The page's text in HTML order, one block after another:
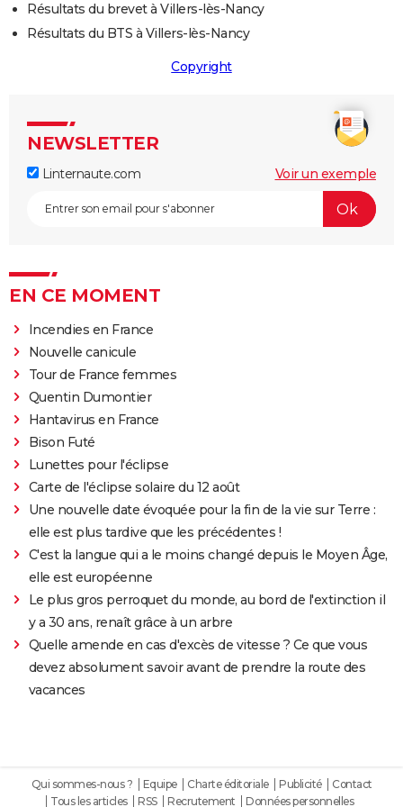
Résultats du brevet à Villers-lès-Nancy
Résultats du BTS à Villers-lès-Nancy
Copyright
NEWSLETTER
Linternaute.com Voir un exemple
EN CE MOMENT
Incendies en France
Nouvelle canicule
Tour de France femmes
Quentin Dumontier
Hantavirus en France
Bison Futé
Lunettes pour l'éclipse
Carte de l'éclipse solaire du 12 août
Une nouvelle date évoquée pour la fin de la vie sur Terre :
elle est plus tardive que les précédentes !
C'est la langue qui a le moins changé depuis le Moyen Âge,
elle est européenne
Le plus gros perroquet du monde, au bord de l'extinction il
y a 30 ans, renaît grâce à un arbre
Quelle amende en cas d'excès de vitesse ? Ce que vous
devez absolument savoir avant de prendre la route des
vacances
Qui sommes-nous ? Equipe Charte éditoriale Publicité
Contact
Tous les articles
RSS Recrutement Données personnelles